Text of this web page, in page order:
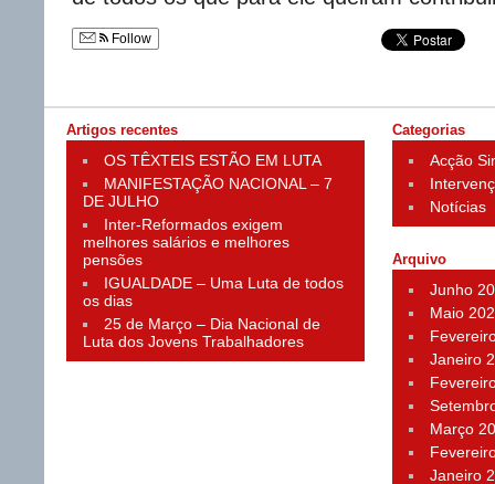
Follow
Artigos recentes
OS TÊXTEIS ESTÃO EM LUTA
MANIFESTAÇÃO NACIONAL – 7
DE JULHO
Inter-Reformados exigem
melhores salários e melhores
pensões
IGUALDADE – Uma Luta de todos
os dias
25 de Março – Dia Nacional de
Luta dos Jovens Trabalhadores
Categorias
Acção
Notícias
Arquivo
Junho
Maio
Janeiro
Março
Janeiro